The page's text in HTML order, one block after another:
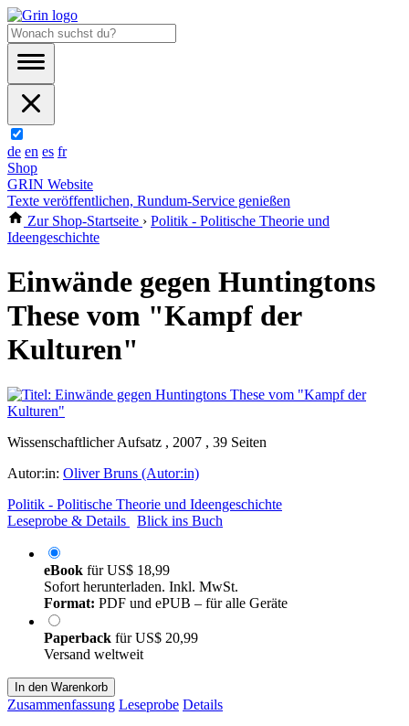
de en es fr
Shop
GRIN Website
Texte veröffentlichen, Rundum-Service genießen
Zur Shop-Startseite › Politik - Politische Theorie und
Ideengeschichte
Einwände gegen Huntingtons
These vom "Kampf der
Kulturen"
Wissenschaftlicher Aufsatz , 2007 , 39 Seiten
Autor:in: Oliver Bruns (Autor:in)
Politik - Politische Theorie und Ideengeschichte
Leseprobe & Details
Blick ins Buch
eBook fürUS$ 18,99
Sofort herunterladen. Inkl. MwSt.
Format: PDF und ePUB – für alle Geräte
Paperback fürUS$ 20,99
Versand weltweit
In den Warenkorb
Zusammenfassung Leseprobe Details